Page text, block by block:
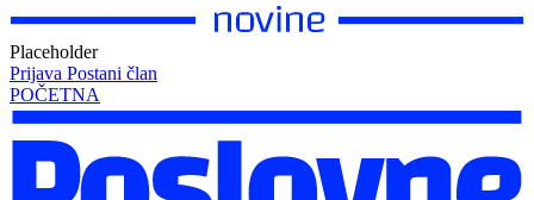
Placeholder
Prijava Postani član
POČETNA